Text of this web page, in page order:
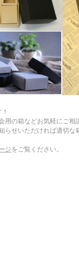
用の箱などお気軽にご相
らせいただければ適切な
ジをご覧ください。